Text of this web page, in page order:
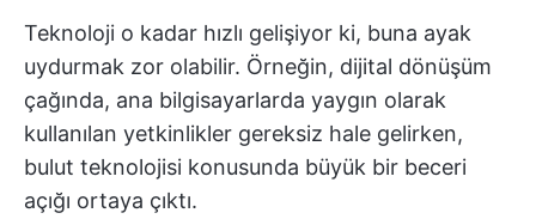
Teknoloji o kadar hızlı gelişiyor ki, buna ayak
uydurmak zor olabilir. Örneğin, dijital dönüşüm
çağında, ana bilgisayarlarda yaygın olarak
kullanılan yetkinlikler gereksiz hale gelirken,
bulut teknolojisi konusunda büyük bir beceri
açığı ortaya çıktı.